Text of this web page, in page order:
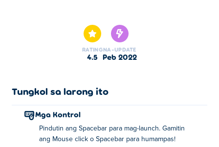
RATING
4.5
NA-UPDATE
Peb 2022
Tungkol sa larong ito
Mga Kontrol
Pindutin ang Spacebar para mag-launch. Gamitin
ang Mouse click o Spacebar para humampas!